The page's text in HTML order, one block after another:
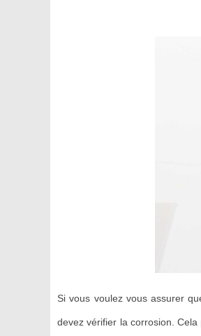
Si vous voulez vous assurer
devez vérifier la corrosion.